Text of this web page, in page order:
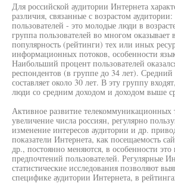
Для российской аудитории Интернета
различия, связанные с возрастом
пользователей - это молодые люди в
группа пользователей во многом оказывает
популярность (рейтинги) тех или иных
информационных потоков, особенности
Наибольший процент пользователей
респондентов (в группе до 34 лет). Средний
составляет около 30 лет. В эту группу
люди со средним доходом и доходом выше
Активное развитие телекоммуникационных
увеличение числа россиян, регулярно
изменение интересов аудитории и др.
показатели Интернета, как посещаемость
др., постоянно меняются, в особенности это
предпочтений пользователей. Регулярные
статистические исследования позволяют
специфике аудитории Интернета, в